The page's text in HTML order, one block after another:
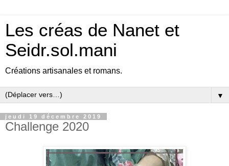
Les créas de Nanet et
Seidr.sol.mani
Créations artisanales et romans.
▼
jeudi 19 décembre 2019
Challenge 2020